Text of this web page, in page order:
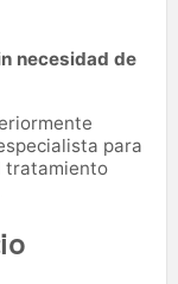
necesidad de
para
tratamiento